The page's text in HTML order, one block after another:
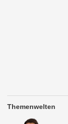
Themenwelten